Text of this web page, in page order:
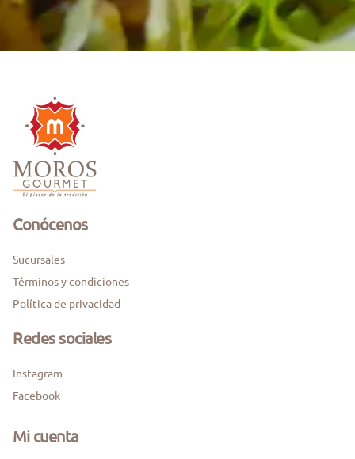
Conócenos
Sucursales
Términos y condiciones
Política de privacidad
Redes sociales
Instagram
Facebook
Mi cuenta